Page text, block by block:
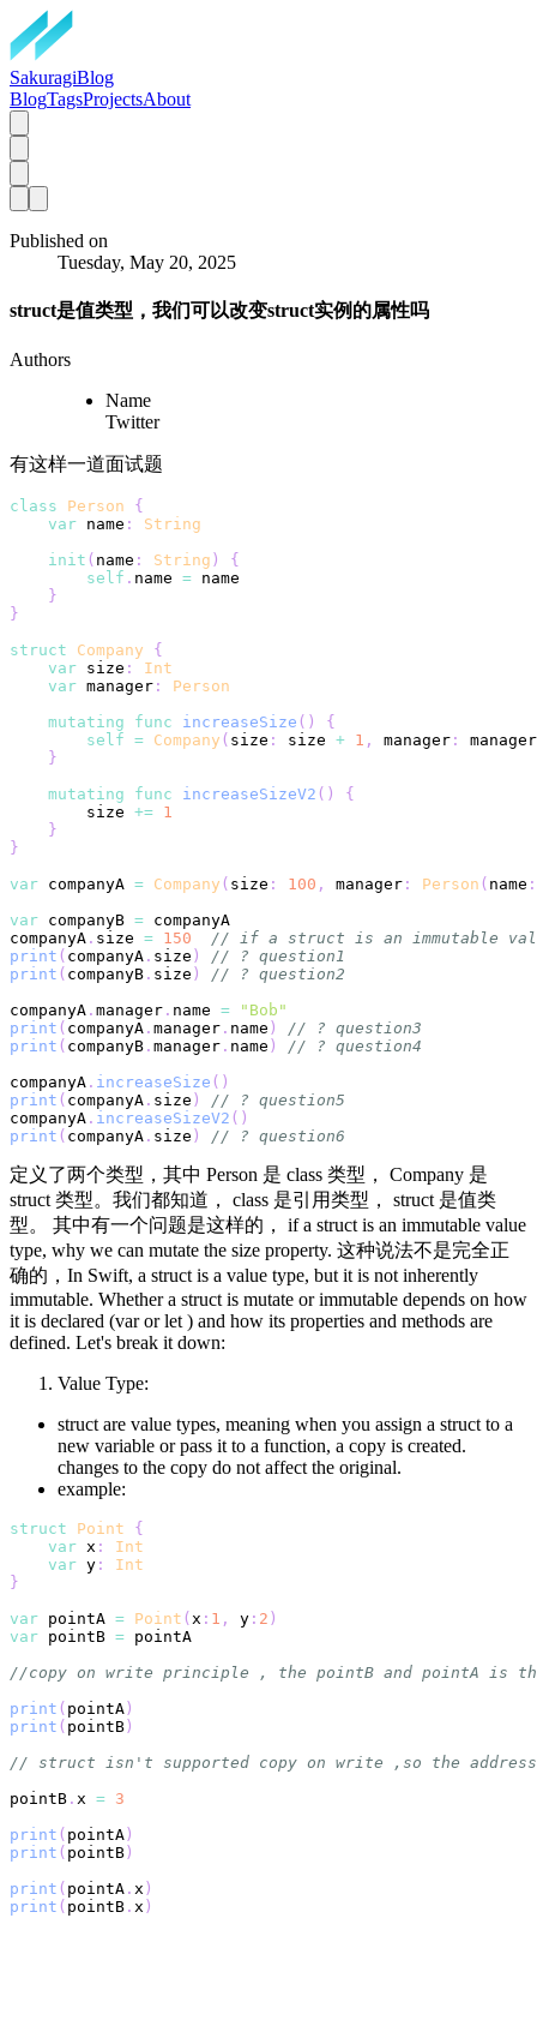
SakuragiBlog
BlogTagsProjectsAbout
Published on
Tuesday, May 20, 2025
struct是值类型，我们可以改变struct实例的属性吗
Authors
Name
Twitter
有这样一道面试题
class Person
{
var name :
String
init ( name : String )
{
self . name =
}
}
struct
Company
{
var size :
Int
var manager :
Person
mutating
func increaseSize ( )
{
self = Company ( size : size + 1 , manager :
manager
}
mutating
func increaseSizeV2 ( )
{
        size
+= 1
}
}
var companyA = Company ( size : 100 , manager : Person ( name :
var companyB =
companyA . size = 150
// if a struct is an immutable
print ( companyA . size )
// ? question1
print ( companyB . size )
// ? question2
companyA . manager . name =
"Bob"
print ( companyA . manager . name )
// ? question3
print ( companyB . manager . name )
// ? question4
companyA . increaseSize ( )
print ( companyA . size )
// ? question5
companyA . increaseSizeV2 ( )
print ( companyA . size ) // ? question6
定义了两个类型，其中 Person 是 class 类型， Company 是
struct 类型。我们都知道， class 是引用类型， struct 是值类
型。 其中有一个问题是这样的， if a struct is an immutable value
type, why we can mutate the size property. 这种说法不是完全正
确的，In Swift, a struct is a value type, but it is not inherently
immutable. Whether a struct is mutate or immutable depends on how
it is declared (var or let ) and how its properties and methods are
defined. Let's break it down:
Value Type:
struct are value types, meaning when you assign a struct to a
new variable or pass it to a function, a copy is created.
changes to the copy do not affect the original.
example:
struct Point
{
var x :
Int
var y :
Int
}
var pointA = Point ( x : 1 , y : 2 )
var pointB =
//copy on write principle , the pointB and pointA is
print ( pointA )
print ( pointB )
// struct isn't supported copy on write ,so the
pointB . x = 3
print ( pointA )
print ( pointB )
print ( pointA . x )
print ( pointB . x )